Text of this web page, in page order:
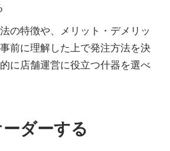
の特徴や、メリット・デメリッ
前に理解した上で発注方法を決
に店舗運営に役立つ什器を選べ
ダーする